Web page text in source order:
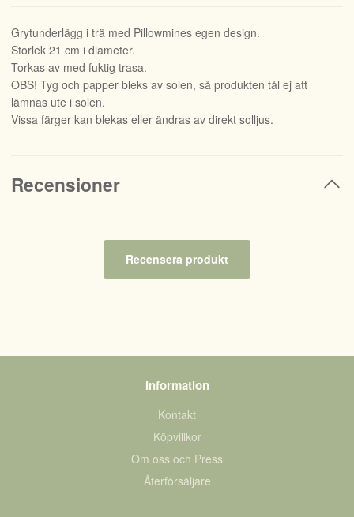
Grytunderlägg i trä med Pillowmines egen design.
Storlek 21 cm i diameter.
Torkas av med fuktig trasa.
OBS! Tyg och papper bleks av solen, så produkten tål ej att
lämnas ute i solen.
Vissa färger kan blekas eller ändras av direkt solljus.
Recensioner
Recensera produkt
Information
Kontakt
Köpvillkor
Om oss och Press
Återförsäljare